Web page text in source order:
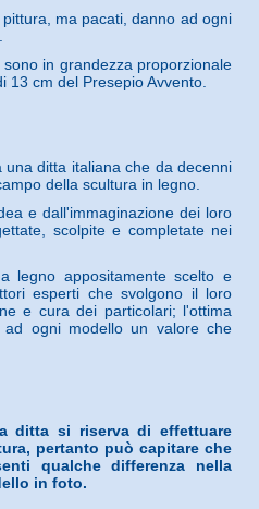
ma pacati, danno ad ogni
in grandezza proporzionale
13 cm del Presepio Avvento.
ditta italiana che da decenni
della scultura in legno.
e dall'immaginazione dei loro
scolpite e completate nei
legno appositamente scelto e
esperti che svolgono il loro
e cura dei particolari; l'ottima
ogni modello un valore che
ditta si riserva di effettuare
pertanto può capitare che
qualche differenza nella
in foto.